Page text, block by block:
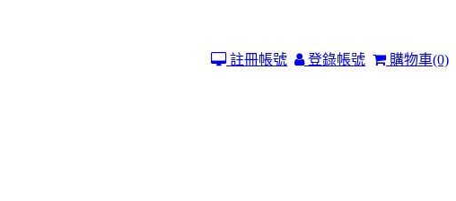
購物車(0)
登錄帳號
註冊帳號